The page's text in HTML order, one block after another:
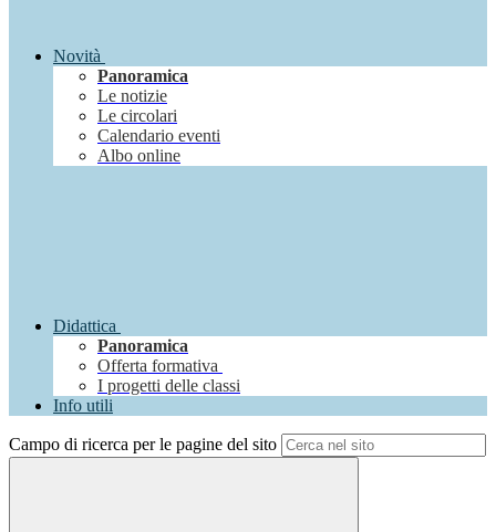
Novità
Panoramica
Le notizie
Le circolari
Calendario eventi
Albo online
Didattica
Panoramica
Offerta formativa
I progetti delle classi
Info utili
Campo di ricerca per le pagine del sito